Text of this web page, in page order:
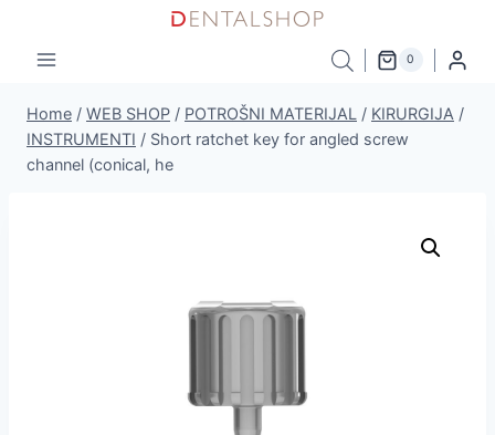
content
0
Home / WEB SHOP / POTROŠNI MATERIJAL / KIRURGIJA /
INSTRUMENTI / Short ratchet key for angled screw
channel (conical, he